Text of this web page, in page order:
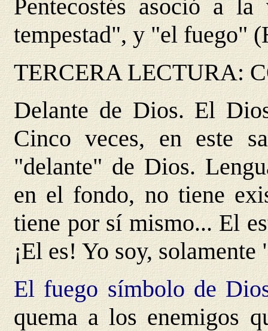
Pentecostés asoció a
tempestad", y "el fuego"
TERCERA LECTURA:
Delante de Dios. El
Cinco veces, en este
"delante" de Dios.
en el fondo, no tiene
tiene por sí mismo... El
¡El es! Yo soy,
El fuego símbolo de
quema a los enemigos